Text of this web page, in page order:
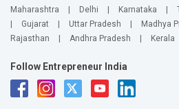
Maharashtra Delhi Karnataka
Gujarat Uttar Pradesh Madhya
Rajasthan
Andhra Pradesh Kerala
Follow Entrepreneur India